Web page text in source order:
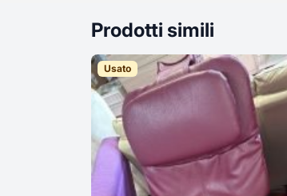
Prodotti simili
Usato